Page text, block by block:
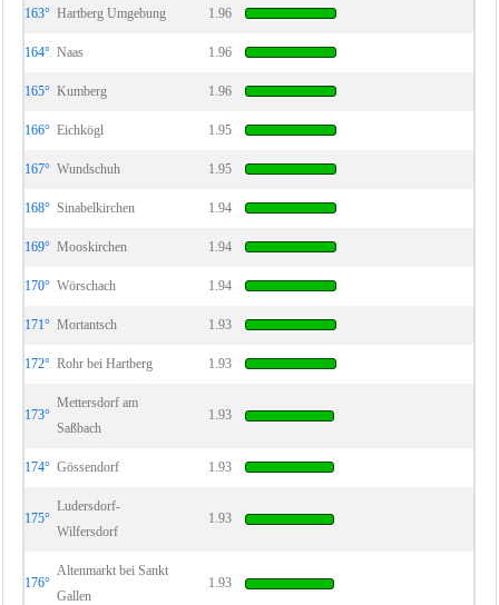
163° Hartberg Umgebung 1.96
164° Naas 1.96
165° Kumberg 1.96
166° Eichkögl 1.95
167° Wundschuh 1.95
168° Sinabelkirchen 1.94
169° Mooskirchen 1.94
170° Wörschach 1.94
171° Mortantsch 1.93
172° Rohr bei Hartberg 1.93
173°
Mettersdorf am
Saßbach
1.93
174° Gössendorf 1.93
175°
Ludersdorf-
Wilfersdorf
1.93
176°
Altenmarkt bei Sankt
Gallen
1.93